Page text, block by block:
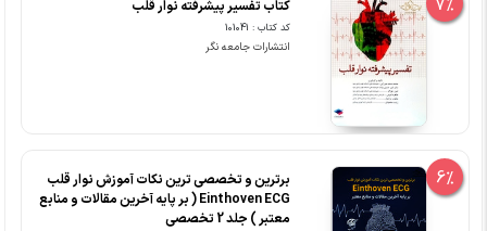
7% کتاب تفسیر پیشرفته نوار قلب
کد کتاب : 101041
انتشارات جامعه نگر
6%
برترین و تخصصی ترین نکات آموزش نوار قلب
Einthoven ECG ( بر پایه آخرین مقالات و منابع
معتبر ) جلد 2 تخصصی